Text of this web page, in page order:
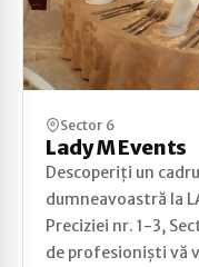
Sector 6
Lady M Events
Descoperiți un
dumneavoastră la
Preciziei nr. 1-3,
de profesioniști vă